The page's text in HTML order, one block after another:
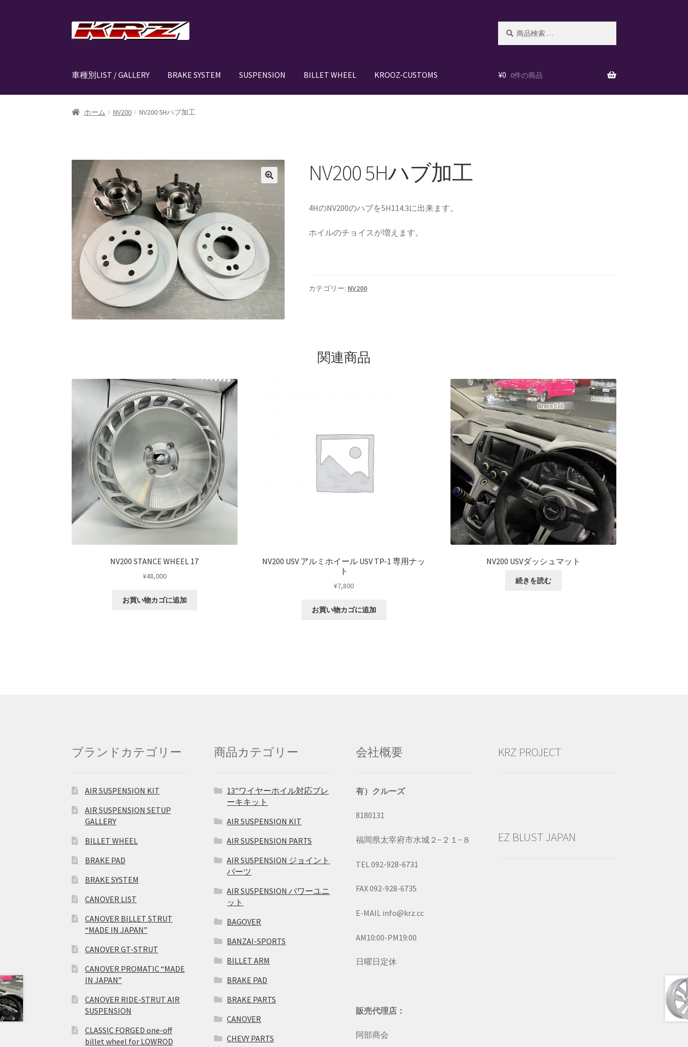
ナ
ビ
シ
へ
プ
コ
ン
ツ
キ
車種別LIST / GALLERY BRAKE SYSTEM SUSPENSION BILLET WHEEL KROOZ-CUSTOMS
ホーム AIR SUSPENSION KIT AIR SUSPENSION SETUP GALLERY
CANOVER PROMATIC “MADE IN JAPAN”CANOVER RIDE-STRUT AIR SUSPENSION
CLASSIC FORGED one-off billet wheel for LOWROD COIL-OVER STRUT
EZ-AIR パワーユニット SYSTEM GROUNDDESIGNS HOLIX FORGED USA by classicforged
KRZ-international.co.ltd KRZ-power billet brake KRZX FORGED WHEELS
KRZX 2PC FORGED WHEEL SIZE/PRICE LIST KRZX FORGED BRAKE SYSTEM
KRZX FORGED CALIPER SYSTEM 適合一覧 PASSENGER CAR
SPORZA FORGED WHEELSUSPENSION
WILWOOD BRAKE SYSTEMオーバーホールカート マイアカウント
支払い 構造変更特注製作
¥0 0件の商品
ホーム NV200 NV200 5Hハブ加工
NV200 5Hハブ加工
4HのNV200のハブを5H114.3に出来ます。
ホイルのチョイスが増えます。
カテゴリー: NV200
関連商品
NV200 STANCE WHEEL 17
¥48,000
お買い物カゴに追加
NV200 USV アルミホイール USV TP-1 専用ナッ
ト
¥7,800
お買い物カゴに追加
NV200 USVダッシュマット
続きを読む
ブランドカテゴリー
AIR SUSPENSION KIT
AIR SUSPENSION SETUP
GALLERY
BILLET WHEEL
BRAKE PAD
BRAKE SYSTEM
CANOVER LIST
CANOVER BILLET STRUT
“MADE IN JAPAN”
CANOVER GT-STRUT
CANOVER PROMATIC “MADE
IN JAPAN”
CANOVER RIDE-STRUT AIR
SUSPENSION
CLASSIC FORGED one-off
billet wheel for LOWROD
商品カテゴリー
13"ワイヤーホイル対応ブレ
ーキキット
AIR SUSPENSION KIT
AIR SUSPENSION PARTS
AIR SUSPENSION ジョイント
パーツ
AIR SUSPENSION パワーユニ
ット
BAGOVER
BANZAI-SPORTS
BILLET ARM
BRAKE PAD
BRAKE PARTS
CANOVER
CHEVY PARTS
会社概要
有）クルーズ
8180131
福岡県太宰府市水城２−２１−８
TEL 092-928-6731
FAX 092-928-6735
E-MAIL info@krz.cc
AM10:00-PM19:00
日曜日定休
販売代理店：
阿部商会
KRZ PROJECT
EZ BLUST JAPAN